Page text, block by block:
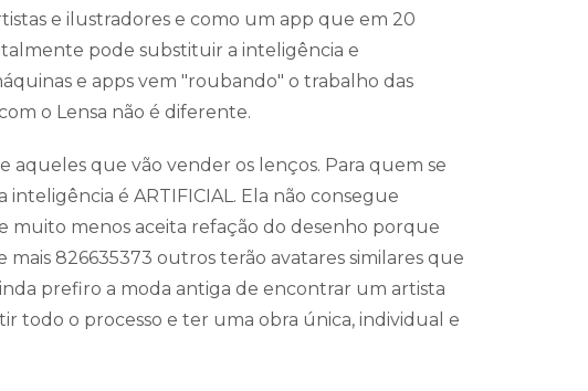
e ilustradores e como um app que em 20
pode substituir a inteligência e
e apps vem "roubando" o trabalho das
o Lensa não é diferente.
aqueles que vão vender os lenços. Para quem se
é ARTIFICIAL. Ela não consegue
menos aceita refação do desenho porque
826635373 outros terão avatares similares que
prefiro a moda antiga de encontrar um artista
todo o processo e ter uma obra única, individual e